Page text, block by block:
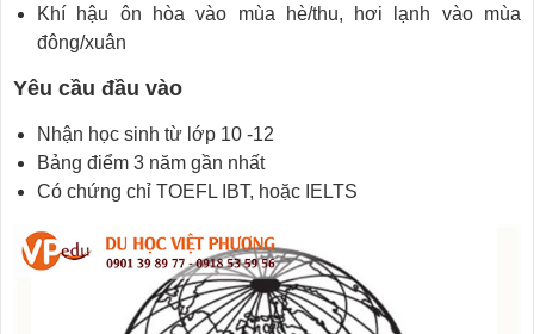
Khí hậu ôn hòa vào mùa hè/thu, hơi lạnh vào mùa
đông/xuân
Yêu cầu đầu vào
Nhận học sinh từ lớp 10 -12
Bảng điểm 3 năm gần nhất
Có chứng chỉ TOEFL IBT, hoặc IELTS